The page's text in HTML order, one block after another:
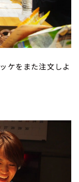
ケをまた注文しよ